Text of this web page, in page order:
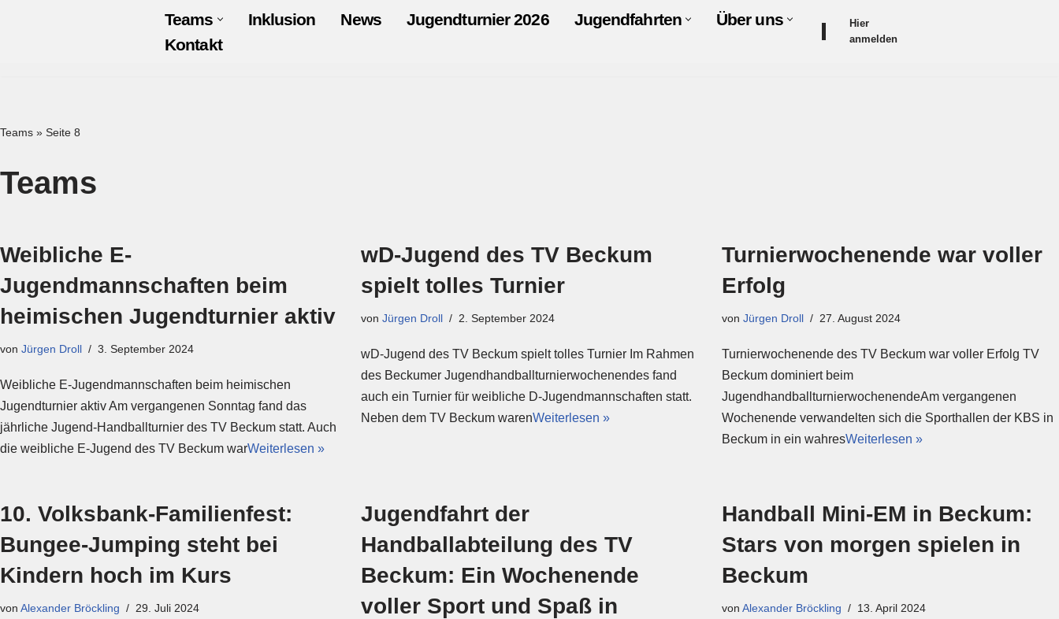
Teams Inklusion News Jugendturnier 2026 Jugendfahrten
Über uns
Kontakt
Hier
anmelden
Teams » Seite 8
Teams
Weibliche E-
Jugendmannschaften beim
heimischen Jugendturnier aktiv
von Jürgen Droll 3. September 2024
Weibliche E-Jugendmannschaften beim heimischen
Jugendturnier aktiv Am vergangenen Sonntag fand das
jährliche Jugend-Handballturnier des TV Beckum statt. Auch
die weibliche E-Jugend des TV Beckum warWeiterlesen »
wD-Jugend des TV Beckum
spielt tolles Turnier
von Jürgen Droll 2. September 2024
wD-Jugend des TV Beckum spielt tolles Turnier Im Rahmen
des Beckumer Jugendhandballturnierwochenendes fand
auch ein Turnier für weibliche D-Jugendmannschaften statt.
Neben dem TV Beckum warenWeiterlesen »
Turnierwochenende war voller
Erfolg
von Jürgen Droll 27. August 2024
Turnierwochenende des TV Beckum war voller Erfolg TV
Beckum dominiert beim
JugendhandballturnierwochenendeAm vergangenen
Wochenende verwandelten sich die Sporthallen der KBS in
Beckum in ein wahresWeiterlesen »
10. Volksbank-Familienfest:
Bungee-Jumping steht bei
Kindern hoch im Kurs
von Alexander Bröckling 29. Juli 2024
Jugendfahrt der
Handballabteilung des TV
Beckum: Ein Wochenende
voller Sport und Spaß in
Handball Mini-EM in Beckum:
Stars von morgen spielen in
Beckum
von Alexander Bröckling 13. April 2024